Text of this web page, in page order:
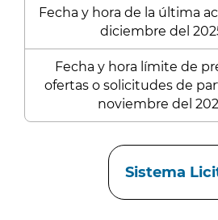
Fecha y hora de la última
diciembre del
Fecha y hora límite de
ofertas o solicitudes de
noviembre del
Sistema